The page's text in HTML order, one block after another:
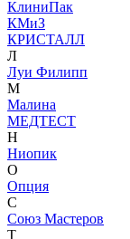
КлиниПак
КМиЗ
КРИСТАЛЛ
Л
Луи Филипп
М
Малина
МЕДТЕСТ
Н
Ниопик
О
Опция
С
Союз Мастеров
Т